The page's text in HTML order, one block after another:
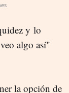
y lo
algo así"
la opción de